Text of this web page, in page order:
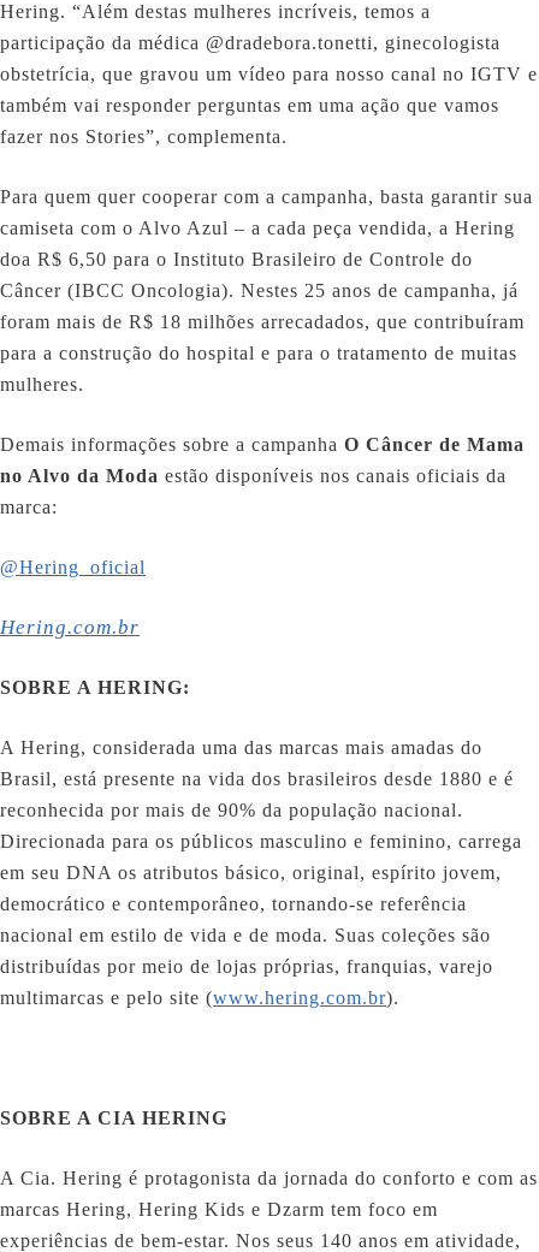
Hering. “Além destas mulheres incríveis, temos a
participação da médica @dradebora.tonetti, ginecologista
obstetrícia, que gravou um vídeo para nosso canal no IGTV e
também vai responder perguntas em uma ação que vamos
fazer nos Stories”, complementa.
Para quem quer cooperar com a campanha, basta garantir sua
camiseta com o Alvo Azul – a cada peça vendida, a Hering
doa R$ 6,50 para o Instituto Brasileiro de Controle do
Câncer (IBCC Oncologia). Nestes 25 anos de campanha, já
foram mais de R$ 18 milhões arrecadados, que contribuíram
para a construção do hospital e para o tratamento de muitas
mulheres.
Demais informações sobre a campanha O Câncer de Mama
no Alvo da Moda estão disponíveis nos canais oficiais da
marca:
@Hering_oficial
Hering.com.br
SOBRE A HERING:
A Hering, considerada uma das marcas mais amadas do
Brasil, está presente na vida dos brasileiros desde 1880 e é
reconhecida por mais de 90% da população nacional.
Direcionada para os públicos masculino e feminino, carrega
em seu DNA os atributos básico, original, espírito jovem,
democrático e contemporâneo, tornando-se referência
nacional em estilo de vida e de moda. Suas coleções são
distribuídas por meio de lojas próprias, franquias, varejo
multimarcas e pelo site (www.hering.com.br).
SOBRE A CIA HERING
A Cia. Hering é protagonista da jornada do conforto e com as
marcas Hering, Hering Kids e Dzarm tem foco em
experiências de bem-estar. Nos seus 140 anos em atividade,